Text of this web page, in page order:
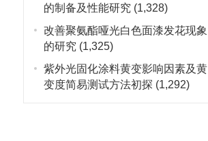
的制备及性能研究 (1,328)
改善聚氨酯哑光白色面漆发花现象
的研究 (1,325)
紫外光固化涂料黄变影响因素及黄
变度简易测试方法初探 (1,292)